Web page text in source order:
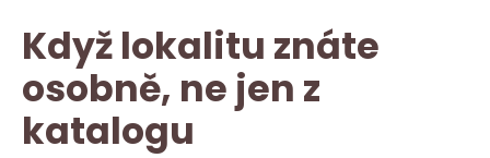
Když lokalitu znáte
osobně, ne jen z
katalogu